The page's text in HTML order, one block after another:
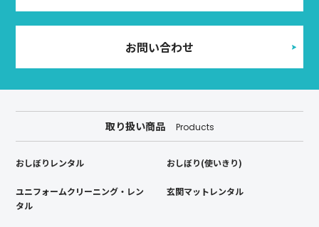
お問い合わせ
取り扱い商品 Products
おしぼりレンタル おしぼり(使いきり)
ユニフォームクリーニング・レン
タル
玄関マットレンタル